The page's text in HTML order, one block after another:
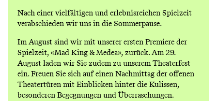
Nach einer vielfältigen und erlebnisreichen Spielzeit
verabschieden wir uns in die Sommerpause.
Im August sind wir mit unserer ersten Premiere der
Spielzeit,«Mad King & Medea», zurück. Am 29.
August laden wir Sie zudem zu unseremTheaterfest
ein. Freuen Sie sich auf einen Nachmittag der offenen
Theatertüren mit Einblicken hinter die Kulissen,
besonderen Begegnungen und Überraschungen.